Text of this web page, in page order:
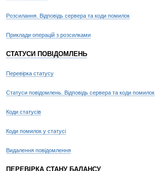
Розсилання. Відповідь сервера та коди помилок
Приклади операцій з розсилками
СТАТУСИ ПОВІДОМЛЕНЬ
Перевірка статусу
Статуси повідомлень. Відповідь сервера та коди помилок
Коди статусів
Коди помилок у статусі
Видалення повідомлення
ПЕРЕВІРКА СТАНУ БАЛАНСУ